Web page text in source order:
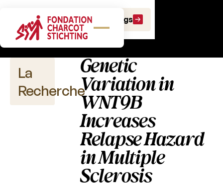
Faire un don Faire un legs
Publications
scientifiques
La
Recherche
Publications
scientifiques
Genetic
Variation in
WNT9B
Increases
Relapse Hazard
in Multiple
Sclerosis